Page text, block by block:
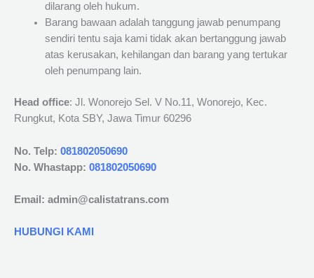
dilarang oleh hukum.
Barang bawaan adalah tanggung jawab penumpang
sendiri tentu saja kami tidak akan bertanggung jawab
atas kerusakan, kehilangan dan barang yang tertukar
oleh penumpang lain.
Head office: Jl. Wonorejo Sel. V No.11, Wonorejo, Kec.
Rungkut, Kota SBY, Jawa Timur 60296
No. Telp: 081802050690
No. Whastapp: 081802050690
Email: admin@calistatrans.com
HUBUNGI KAMI